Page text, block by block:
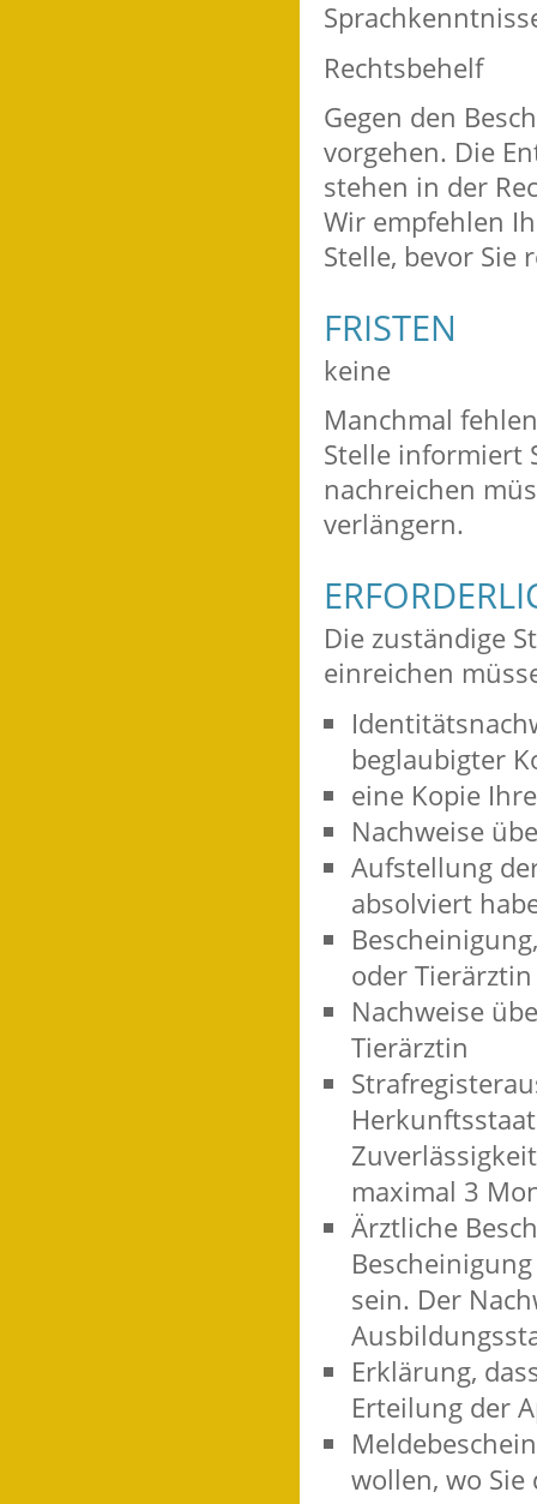
Rechtsbehelf
Gegen den
vorgehen. Die
stehen in der
Wir empfehlen
Stelle, bevor Sie
FRISTEN
keine
Manchmal
Stelle informiert
nachreichen
verlängern.
Die zuständige
einreichen
beglaubigter
eine Kopie
Nachweise
Aufstellung
absolviert
oder
Nachweise
Tierärztin
maximal 3
Ärztliche
sein. Der
Erklärung,
Erteilung der
wollen, wo